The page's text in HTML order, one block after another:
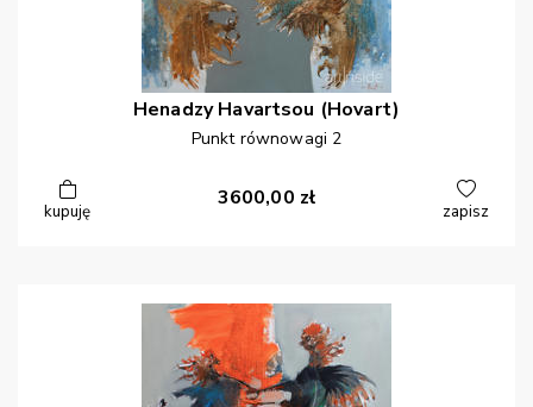
Henadzy Havartsou (Hovart)
Punkt równowagi 2
kupuję
3600,00 zł
zapisz